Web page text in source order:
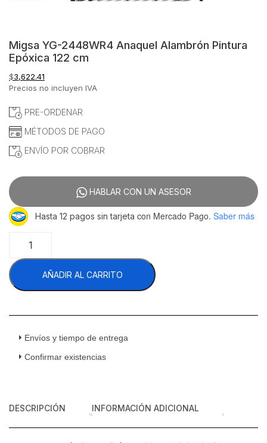
Migsa YG-2448WR4 Anaquel Alambrón Pintura
Epóxica 122 cm
$3,622.41
Precios no incluyen IVA
PRE-ORDENAR
MÉTODOS DE PAGO
ENVÍO POR COBRAR
HABLAR CON UN ASESOR
Hasta 12 pagos sin tarjeta con Mercado Pago. Saber más
2448WR4
Anaquel
Alambrón
Epóxica
cm
AÑADIR AL CARRITO
Envíos y tiempo de entrega
Confirmar existencias
DESCRIPCIÓN INFORMACIÓN ADICIONAL